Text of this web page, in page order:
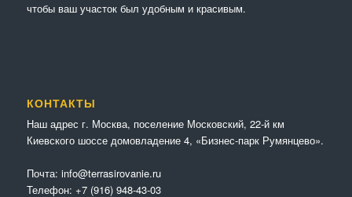
чтобы ваш участок был удобным и красивым.
КОНТАКТЫ
Наш адрес г. Москва, поселение Московский, 22-й км
Киевского шоссе домовладение 4, «Бизнес-парк Румянцево».
Почта: info@terrasirovanie.ru
Телефон: +7 (916) 948-43-03